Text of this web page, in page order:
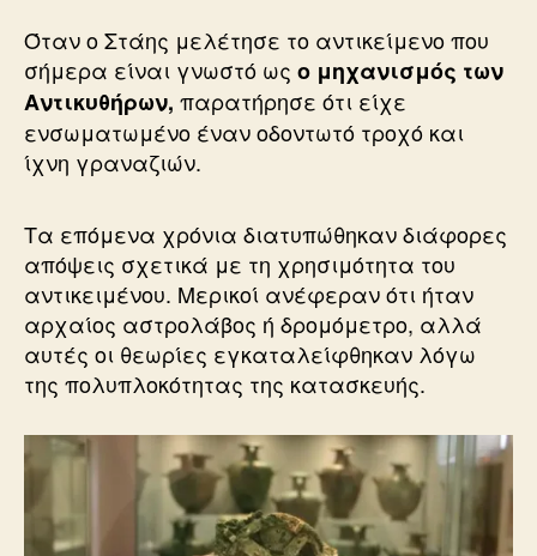
Όταν ο Στάης μελέτησε το αντικείμενο που
σήμερα είναι γνωστό ως ο μηχανισμός των
Αντικυθήρων, παρατήρησε ότι είχε
ενσωματωμένο έναν οδοντωτό τροχό και
ίχνη γραναζιών.
Τα επόμενα χρόνια διατυπώθηκαν διάφορες
απόψεις σχετικά με τη χρησιμότητα του
αντικειμένου. Μερικοί ανέφεραν ότι ήταν
αρχαίος αστρολάβος ή δρομόμετρο, αλλά
αυτές οι θεωρίες εγκαταλείφθηκαν λόγω
της πολυπλοκότητας της κατασκευής.